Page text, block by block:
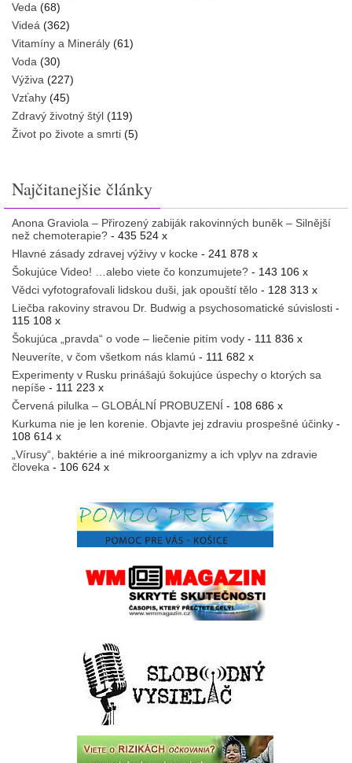
Veda (68)
Videá (362)
Vitamíny a Minerály (61)
Voda (30)
Výživa (227)
Vzťahy (45)
Zdravý životný štýl (119)
Život po živote a smrti (5)
Najčitanejšie články
Anona Graviola – Přirozený zabiják rakovinných buněk – Silnější
než chemoterapie? - 435 524 x
Hlavné zásady zdravej výživy v kocke - 241 878 x
Šokujúce Video! …alebo viete čo konzumujete? - 143 106 x
Vědci vyfotografovali lidskou duši, jak opouští tělo - 128 313 x
Liečba rakoviny stravou Dr. Budwig a psychosomatické súvislosti -
115 108 x
Šokujúca „pravda“ o vode – liečenie pitím vody - 111 836 x
Neuveríte, v čom všetkom nás klamú - 111 682 x
Experimenty v Rusku prinášajú šokujúce úspechy o ktorých sa
nepíše - 111 223 x
Červená pilulka – GLOBÁLNÍ PROBUZENÍ - 108 686 x
Kurkuma nie je len korenie. Objavte jej zdraviu prospešné účinky -
108 614 x
„Vírusy“, baktérie a iné mikroorganizmy a ich vplyv na zdravie
človeka - 106 624 x